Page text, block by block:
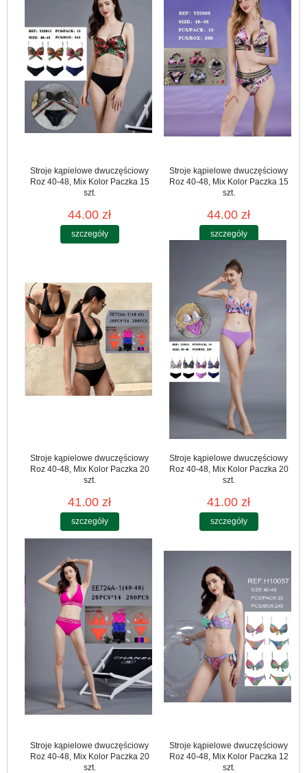
Stroje kąpielowe dwuczęściowy
Roz 40-48, Mix Kolor Paczka 15
szt.
44.00 zł
szczegóły
Stroje kąpielowe dwuczęściowy
Roz 40-48, Mix Kolor Paczka 15
szt.
44.00 zł
szczegóły
Stroje kąpielowe dwuczęściowy
Roz 40-48, Mix Kolor Paczka 20
szt.
41.00 zł
szczegóły
Stroje kąpielowe dwuczęściowy
Roz 40-48, Mix Kolor Paczka 20
szt.
41.00 zł
szczegóły
Stroje kąpielowe dwuczęściowy
Roz 40-48, Mix Kolor Paczka 20
szt.
Stroje kąpielowe dwuczęściowy
Roz 40-48, Mix Kolor Paczka 12
szt.